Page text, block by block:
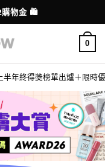
配送港澳
購物金 🛍️
0
年終得奬榜單出爐＋限時